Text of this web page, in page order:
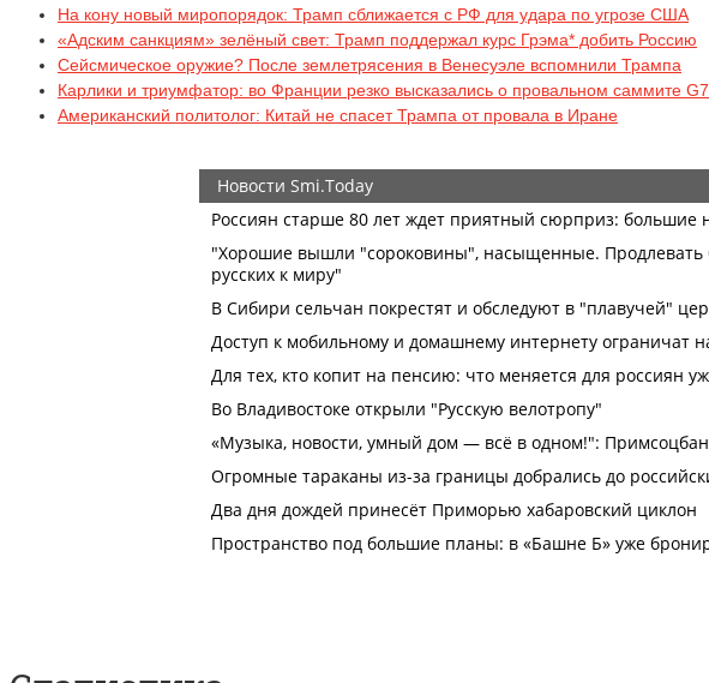
На кону новый миропорядок: Трамп сближается с РФ для удара по угрозе США
«Адским санкциям» зелёный свет: Трамп поддержал курс Грэма* добить Россию
Сейсмическое оружие? После землетрясения в Венесуэле вспомнили Трампа
Карлики и триумфатор: во Франции резко высказались о провальном саммите G7
Американский политолог: Китай не спасет Трампа от провала в Иране